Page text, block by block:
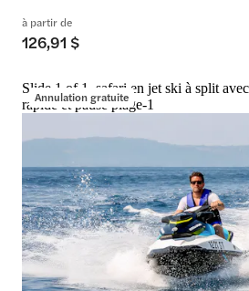
à partir de
126,91 $
Annulation gratuite
Slide 1 of 1, safari en jet ski à split
rapide et pause plage-1